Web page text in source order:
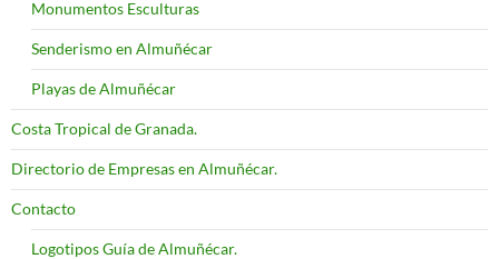
Monumentos Esculturas
Senderismo en Almuñécar
Playas de Almuñécar
Costa Tropical de Granada.
Directorio de Empresas en Almuñécar.
Contacto
Logotipos Guía de Almuñécar.